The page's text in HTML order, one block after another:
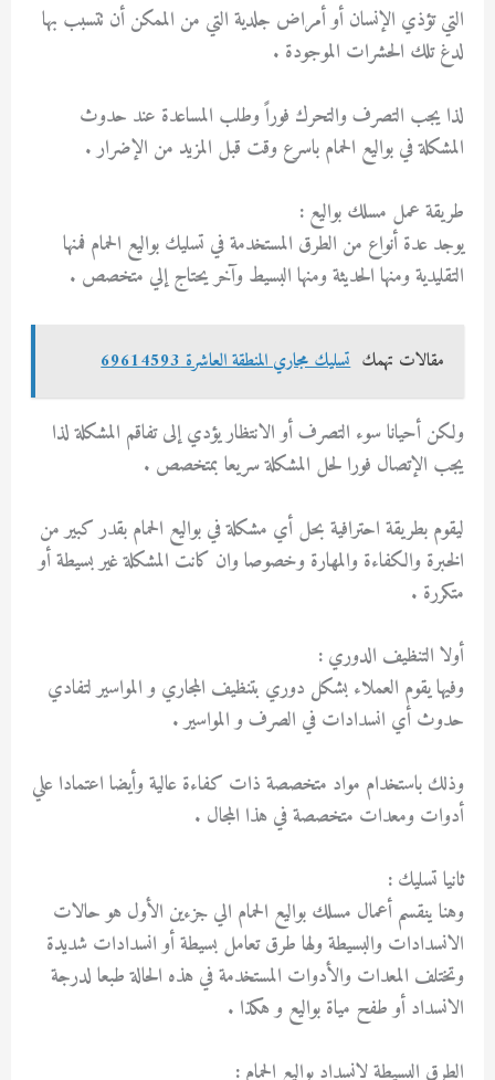
التي تؤذي الإنسان أو أمراض جلدية التي من الممكن أن تتسبب بها
لدغ تلك الحشرات الموجودة .
لذا يجب التصرف والتحرك فوراً وطلب المساعدة عند حدوث
المشكلة في بواليع الحمام باسرع وقت قبل المزيد من الإضرار .
طريقة عمل مسلك بواليع :
يوجد عدة أنواع من الطرق المستخدمة في تسليك بواليع الحمام فمنها
التقليدية ومنها الحديثة ومنها البسيط وآخر يحتاج إلي متخصص .
مقالات تهمك تسليك مجاري المنطقة العاشرة 69614593
ولكن أحيانا سوء التصرف أو الانتظار يؤدي إلى تفاقم المشكلة لذا
يجب الإتصال فورا لحل المشكلة سريعا بمتخصص .
ليقوم بطريقة احترافية بحل أي مشكلة في بواليع الحمام بقدر كبير من
الخبرة والكفاءة والمهارة وخصوصا وان كانت المشكلة غير بسيطة أو
متكررة .
أولا التنظيف الدوري :
وفيها يقوم العملاء بشكل دوري بتنظيف المجاري و المواسير لتفادي
حدوث أي انسدادات في الصرف و المواسير .
وذلك باستخدام مواد متخصصة ذات كفاءة عالية وأيضا اعتمادا علي
أدوات ومعدات متخصصة في هذا المجال .
ثانيا تسليك :
وهنا ينقسم أعمال مسلك بواليع الحمام الي جزءين الأول هو حالات
الانسدادات والبسيطة ولها طرق تعامل بسيطة أو انسدادات شديدة
وتختلف المعدات والأدوات المستخدمة في هذه الحالة طبعا لدرجة
الانسداد أو طفح مياة بواليع و هكذا .
الطرق البسيطة لانسداد بواليع الحمام :